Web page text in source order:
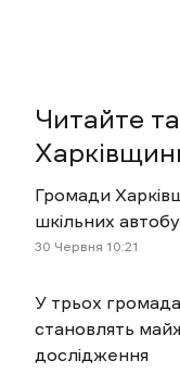
Читайте
Громади
шкільних
30 Червня 10:21
У трьох
становлять
дослідження